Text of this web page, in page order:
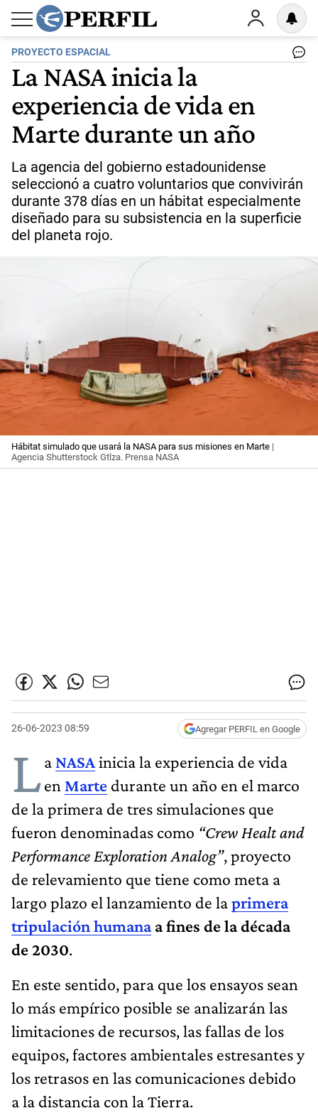
PROYECTO ESPACIAL
La NASA inicia la
experiencia de vida en
Marte durante un año
La agencia del gobierno estadounidense
seleccionó a cuatro voluntarios que convivirán
durante 378 días en un hábitat especialmente
diseñado para su subsistencia en la superficie
del planeta rojo.
Hábitat simulado que usará la NASA para sus misiones en Marte |
Agencia Shutterstock Gtlza. Prensa NASA
26-06-2023 08:59 Agregar PERFIL en Google
La NASAinicia la experiencia de vida
en Marte durante un año en el marco
de la primera de tres simulaciones que
fueron denominadas como “Crew Healt and
Performance Exploration Analog”, proyecto
de relevamiento que tiene como meta a
largo plazo el lanzamiento de laprimera
tripulación humanaa fines de la década
de 2030.
En este sentido, para que los ensayos sean
lo más empírico posible se analizarán las
limitaciones de recursos, las fallas de los
equipos, factores ambientales estresantes y
los retrasos en las comunicaciones debido
a la distancia con la Tierra.